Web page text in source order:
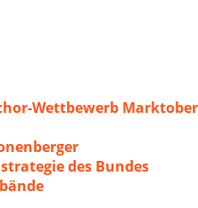
Wettbewerb
des Bundes